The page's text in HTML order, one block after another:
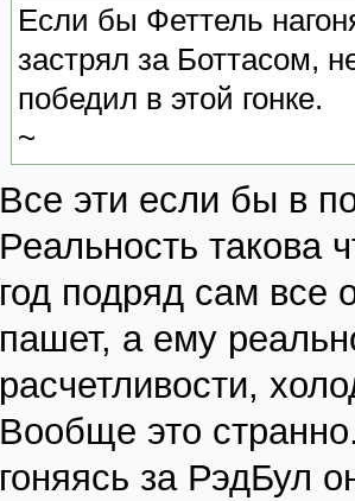
Если бы Феттель
застрял за Боттасом,
победил в этой гонке.
~
Все эти если бы в
Реальность такова
год подряд сам все
пашет, а ему
расчетливости,
Вообще это
гоняясь за РэдБул